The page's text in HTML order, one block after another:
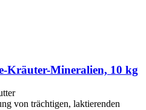
​Kräuter-​Mineralien, 10 kg
von trächtigen, laktierenden